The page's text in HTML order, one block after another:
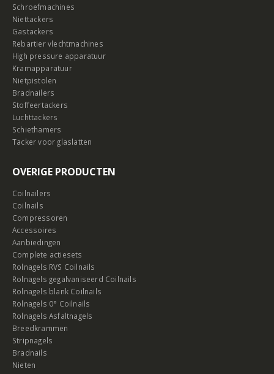
Schroefmachines
Niettackers
Gastackers
Rebartier vlechtmachines
High pressure apparatuur
Kramapparatuur
Nietpistolen
Bradnailers
Stoffeertackers
Luchttackers
Schiethamers
Tacker voor glaslatten
OVERIGE PRODUCTEN
Coilnailers
Coilnails
Compressoren
Accessoires
Aanbiedingen
Complete actiesets
Rolnagels RVS Coilnails
Rolnagels gegalvaniseerd Coilnails
Rolnagels blank Coilnails
Rolnagels 0° Coilnails
Rolnagels Asfaltnagels
Breedkrammen
Stripnagels
Bradnails
Nieten